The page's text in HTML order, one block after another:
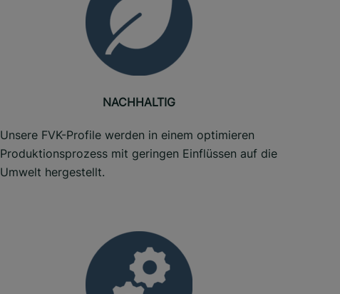
NACHHALTIG
Unsere FVK-Profile werden in einem optimieren
Produktionsprozess mit geringen Einflüssen auf die
Umwelt hergestellt.